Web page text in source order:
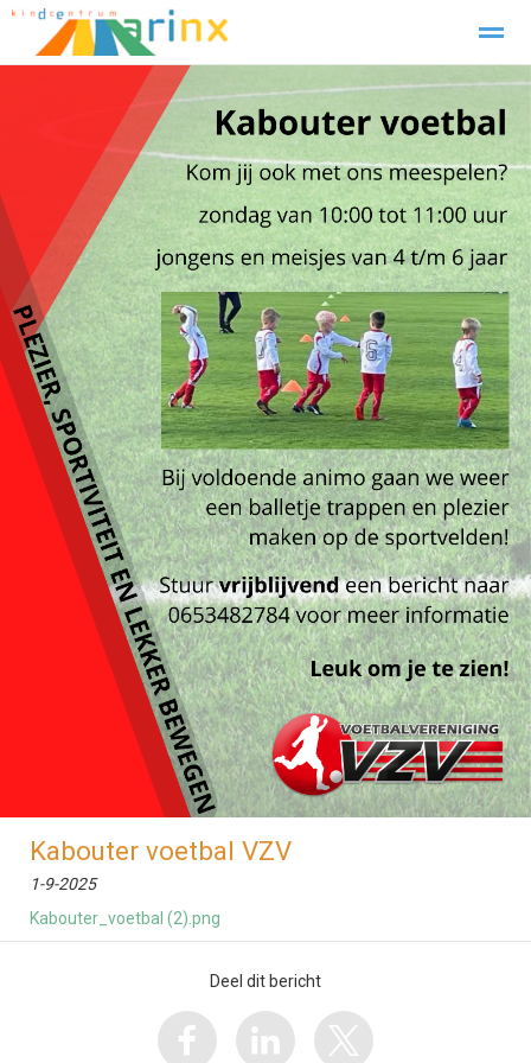
Verlof Aanvragen Contact
Home Foto's Facebook
Kabouter voetbal VZV
1-9-2025
Kabouter_voetbal (2).png
Deel dit bericht